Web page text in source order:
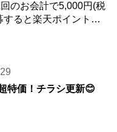
ると楽天ポイント総
特価！チラシ更新😊